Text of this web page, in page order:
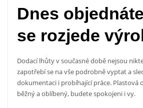
Dnes
se rozjede
Dodací lhůty v současné době nejsou
zapotřebí se na vše podrobně vyptat a
dokumentaci i probíhající práce. Plastová
běžný a oblíbený, budete spokojeni i vy.